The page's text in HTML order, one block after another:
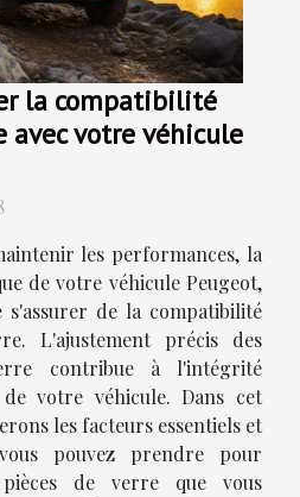
la compatibilité
avec votre véhicule
les performances, la
de votre véhicule Peugeot,
de la compatibilité
L'ajustement précis des
contribue à l'intégrité
votre véhicule. Dans cet
les facteurs essentiels et
pouvez prendre pour
de verre que vous